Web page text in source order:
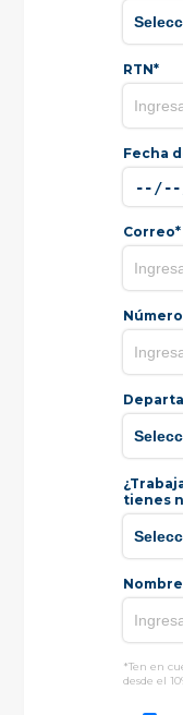
RTN*
Fecha
Correo*
tienes
*Ten en
desde el